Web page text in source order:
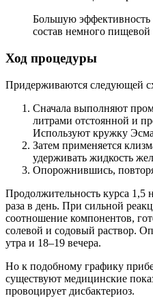
Большую эффективность
состав немного пищевой
Ход процедуры
Придерживаются следующей
Сначала выполняют
литрами отстоянной и
Используют кружку
Затем применяется
удерживать жидкость
Опорожнившись,
Продолжительность курса 1,5
раза в день. При сильной
соотношение компонентов,
солевой и содовый раствор.
утра и 18–19 вечера.
Но к подобному графику
существуют медицинские
провоцирует дисбактериоз.